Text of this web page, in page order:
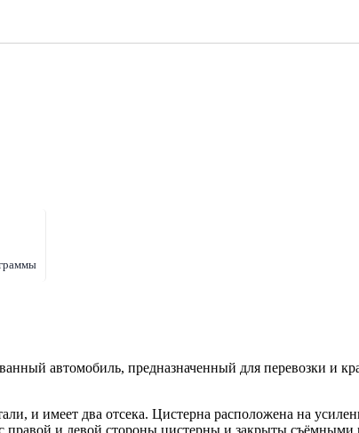
автомобиль, предназначенный для перевозки и
и имеет два отсека. Цистерна расположена на
правой и левой стороны цистерны и закрыты